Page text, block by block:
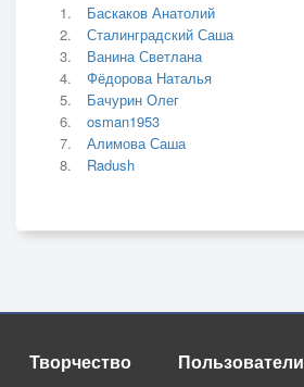
Баскаков Анатолий
Сталинградский Саша
Ванина Светлана
Фёдорова Наталья
Бачурин Олег
osman1953
Алимова Саша
Radush
Творчество Пользователи